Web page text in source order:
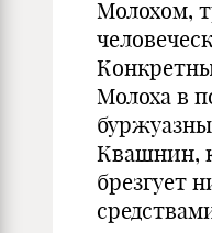
Молохом,
Молоха в
Квашнин,
брезгует